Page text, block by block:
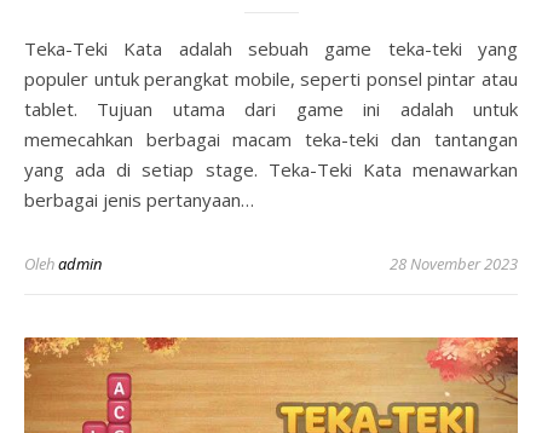
Teka-Teki Kata adalah sebuah game teka-teki yang
populer untuk perangkat mobile, seperti ponsel pintar atau
tablet. Tujuan utama dari game ini adalah untuk
memecahkan berbagai macam teka-teki dan tantangan
yang ada di setiap stage. Teka-Teki Kata menawarkan
berbagai jenis pertanyaan…
Olehadmin 28 November 2023